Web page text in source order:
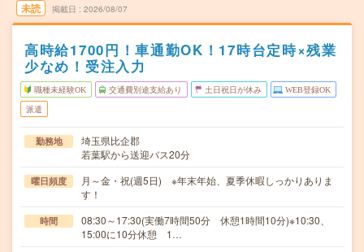
未読 掲載日 2026/08/07
高時給1700円！車通勤OK！17時台定時×残業
少なめ！受注入力
職種未経験OK 交通費別途支給あり 土日祝日が休み WEB登録OK
派遣
勤務地
埼玉県比企郡
若葉駅から送迎バス20分
曜日頻度
月～金・祝(週5日) ※年末年始、夏季休暇しっかりありま
す！
時間
08:30～17:30(実働7時間50分 休憩1時間10分)※10:30、
15:00に10分休憩 1…